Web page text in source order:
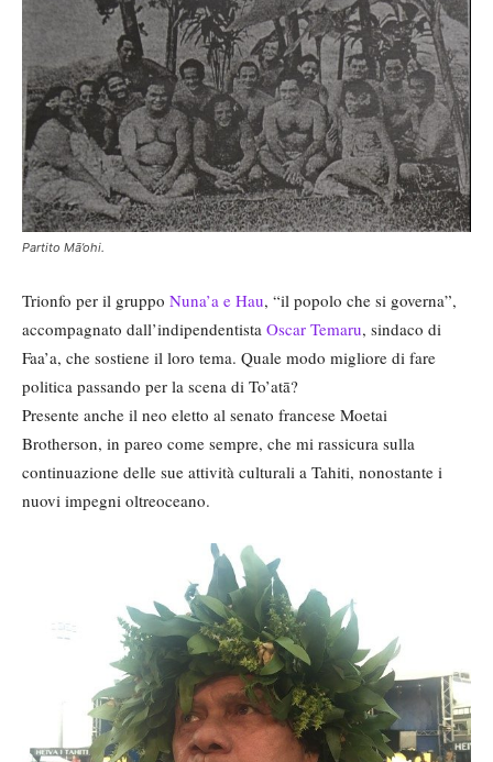
Partito Mā’ohi.
Trionfo per il gruppo Nuna’a e Hau, “il popolo che si governa”,
accompagnato dall’indipendentista Oscar Temaru, sindaco di
Faa’a, che sostiene il loro tema. Quale modo migliore di fare
politica passando per la scena di To’atā?
Presente anche il neo eletto al senato francese Moetai
Brotherson, in pareo come sempre, che mi rassicura sulla
continuazione delle sue attività culturali a Tahiti, nonostante i
nuovi impegni oltreoceano.